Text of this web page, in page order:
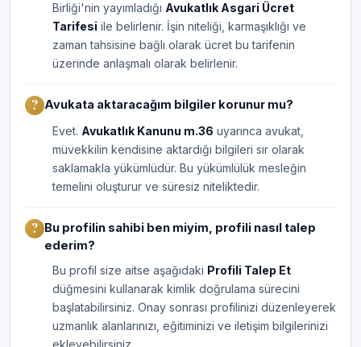
Birliği'nin yayımladığı Avukatlık Asgari Ücret
Tarifesi ile belirlenir. İşin niteliği, karmaşıklığı ve
zaman tahsisine bağlı olarak ücret bu tarifenin
üzerinde anlaşmalı olarak belirlenir.
Avukata aktaracağım bilgiler korunur mu?
Evet. Avukatlık Kanunu m.36 uyarınca avukat,
müvekkilin kendisine aktardığı bilgileri sır olarak
saklamakla yükümlüdür. Bu yükümlülük mesleğin
temelini oluşturur ve süresiz niteliktedir.
Bu profilin sahibi ben miyim, profili nasıl talep
ederim?
Bu profil size aitse aşağıdaki Profili Talep Et
düğmesini kullanarak kimlik doğrulama sürecini
başlatabilirsiniz. Onay sonrası profilinizi düzenleyerek
uzmanlık alanlarınızı, eğitiminizi ve iletişim bilgilerinizi
ekleyebilirsiniz.